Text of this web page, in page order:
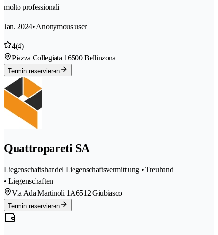
molto professionali
Jan. 2024• Anonymous user
4(4)
Piazza Collegiata 16500 Bellinzona
Termin reservieren
Quattropareti SA
Liegenschaftshandel Liegenschaftsvermittlung • Treuhand
• Liegenschaften
Via Ada Martinoli 1A6512 Giubiasco
Termin reservieren